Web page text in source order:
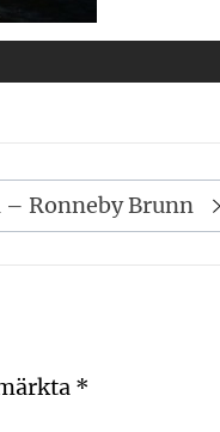
– Ronneby Brunn
*